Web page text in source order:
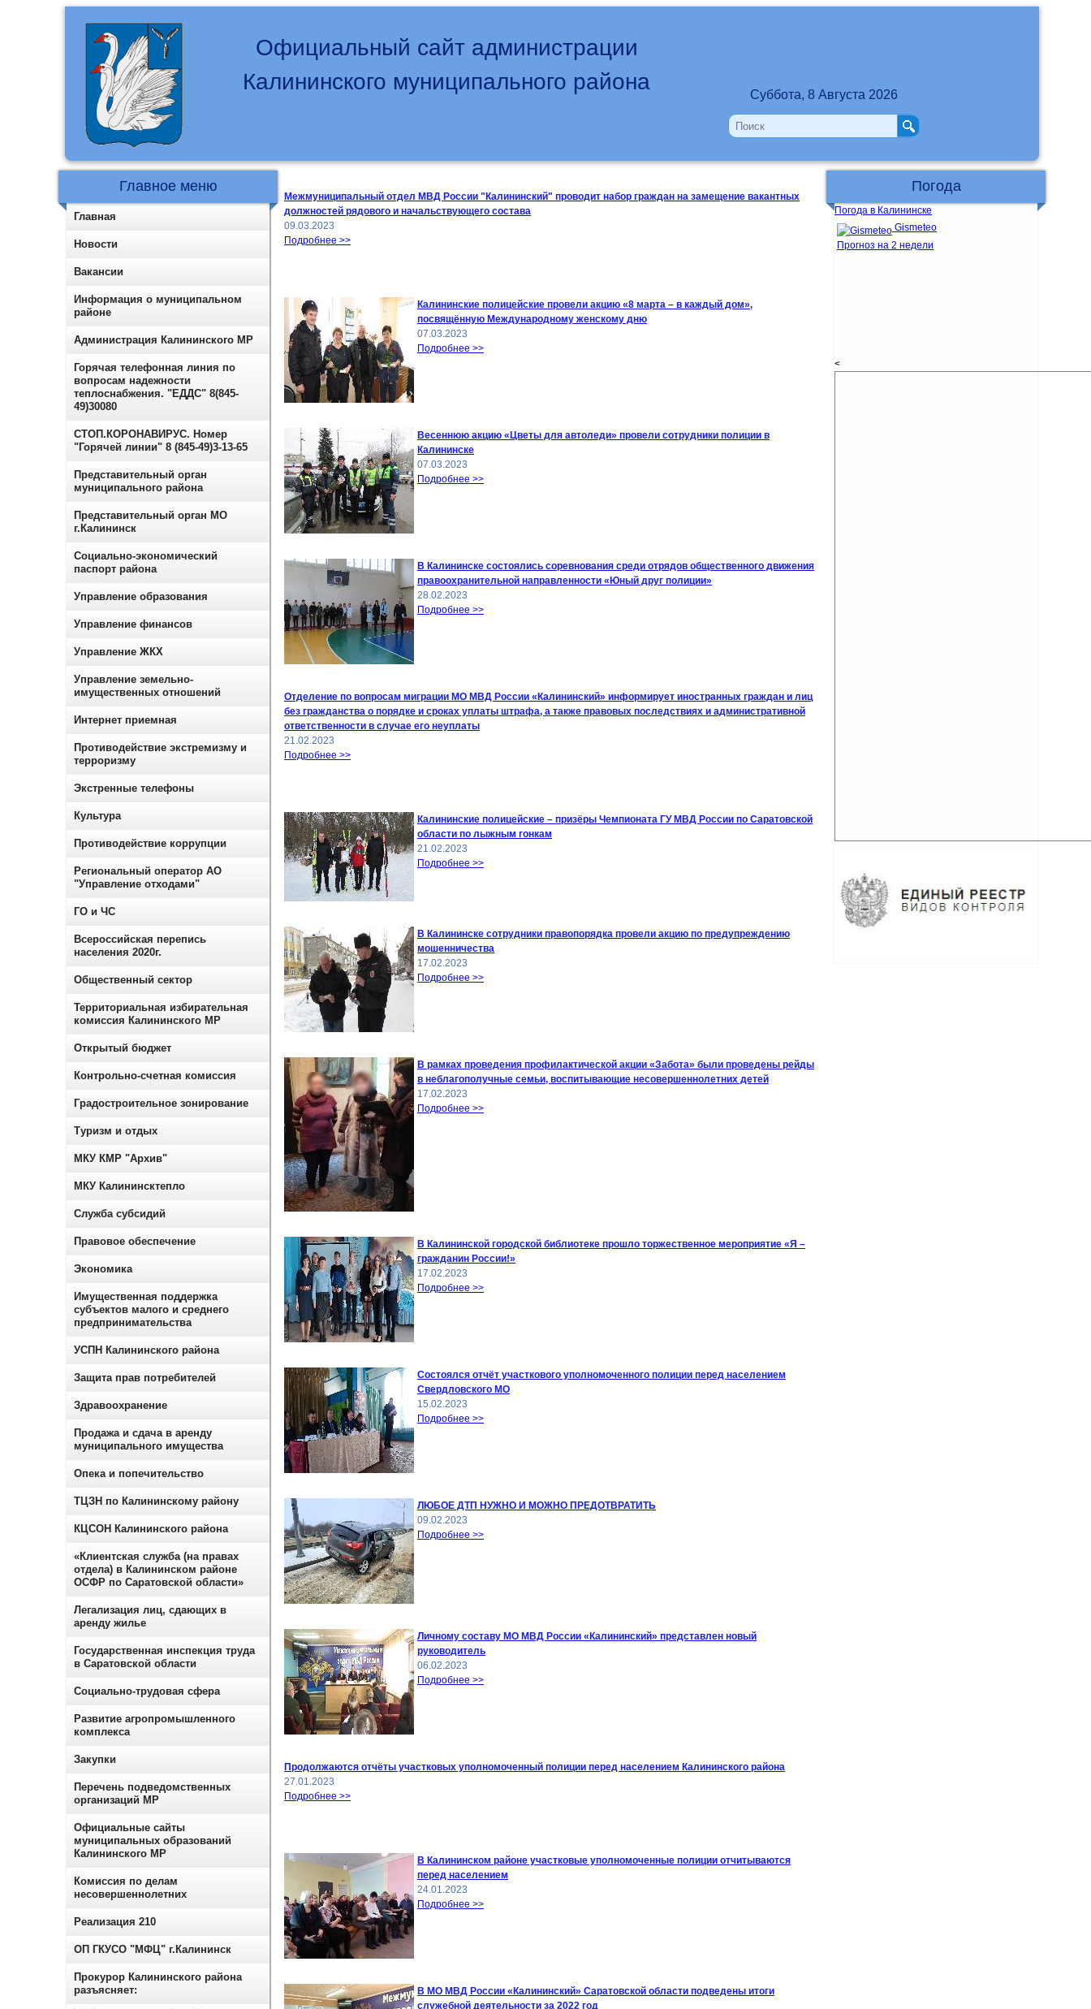
Официальный сайт администрации
Калининского муниципального района
Суббота, 8 Августа 2026
Межмуниципальный отдел МВД России "Калининский" проводит набор граждан на замещение вакантных
должностей рядового и начальствующего состава
09.03.2023
Подробнее >>
Калининские полицейские провели акцию «8 марта – в каждый дом»,
посвящённую Международному женскому дню
07.03.2023
Подробнее >>
Весеннюю акцию «Цветы для автоледи» провели сотрудники полиции в
Калининске
07.03.2023
Подробнее >>
В Калининске состоялись соревнования среди отрядов общественного движения
правоохранительной направленности «Юный друг полиции»
28.02.2023
Подробнее >>
Отделение по вопросам миграции МО МВД России «Калининский» информирует иностранных граждан и лиц
без гражданства о порядке и сроках уплаты штрафа, а также правовых последствиях и административной
ответственности в случае его неуплаты
21.02.2023
Подробнее >>
Калининские полицейские – призёры Чемпионата ГУ МВД России по Саратовской
области по лыжным гонкам
21.02.2023
Подробнее >>
В Калининске сотрудники правопорядка провели акцию по предупреждению
мошенничества
17.02.2023
Подробнее >>
В рамках проведения профилактической акции «Забота» были проведены рейды
в неблагополучные семьи, воспитывающие несовершеннолетних детей
17.02.2023
Подробнее >>
В Калининской городской библиотеке прошло торжественное мероприятие «Я –
гражданин России!»
17.02.2023
Подробнее >>
Состоялся отчёт участкового уполномоченного полиции перед населением
Свердловского МО
15.02.2023
Подробнее >>
ЛЮБОЕ ДТП НУЖНО И МОЖНО ПРЕДОТВРАТИТЬ
09.02.2023
Подробнее >>
Личному составу МО МВД России «Калининский» представлен новый
руководитель
06.02.2023
Подробнее >>
Продолжаются отчёты участковых уполномоченный полиции перед населением Калининского района
27.01.2023
Подробнее >>
В Калининском районе участковые уполномоченные полиции отчитываются
перед населением
24.01.2023
Подробнее >>
В МО МВД России «Калининский» Саратовской области подведены итоги
служебной деятельности за 2022 год
Главное меню
Главная
Новости
Вакансии
Информация о муниципальном
районе
Администрация Калининского МР
Горячая телефонная линия по
вопросам надежности
теплоснабжения. "ЕДДС" 8(845-
49)30080
СТОП.КОРОНАВИРУС. Номер
"Горячей линии" 8 (845-49)3-13-65
Представительный орган
муниципального района
Представительный орган МО
г.Калининск
Социально-экономический
паспорт района
Управление образования
Управление финансов
Управление ЖКХ
Управление земельно-
имущественных отношений
Интернет приемная
Противодействие экстремизму и
терроризму
Экстренные телефоны
Культура
Противодействие коррупции
Региональный оператор АО
"Управление отходами"
ГО и ЧС
Всероссийская перепись
населения 2020г.
Общественный сектор
Территориальная избирательная
комиссия Калининского МР
Открытый бюджет
Контрольно-счетная комиссия
Градостроительное зонирование
Туризм и отдых
МКУ КМР "Архив"
МКУ Калининсктепло
Служба субсидий
Правовое обеспечение
Экономика
Имущественная поддержка
субъектов малого и среднего
предпринимательства
УСПН Калининского района
Защита прав потребителей
Здравоохранение
Продажа и сдача в аренду
муниципального имущества
Опека и попечительство
ТЦЗН по Калининскому району
КЦСОН Калининского района
«Клиентская служба (на правах
отдела) в Калининском районе
ОСФР по Саратовской области»
Легализация лиц, сдающих в
аренду жилье
Государственная инспекция труда
в Саратовской области
Социально-трудовая сфера
Развитие агропромышленного
комплекса
Закупки
Перечень подведомственных
организаций МР
Официальные сайты
муниципальных образований
Калининского МР
Комиссия по делам
несовершеннолетних
Реализация 210
ОП ГКУСО "МФЦ" г.Калининск
Прокурор Калининского района
разъясняет:
Погода
Погода в Калининске
Gismeteo
Прогноз на 2 недели
<